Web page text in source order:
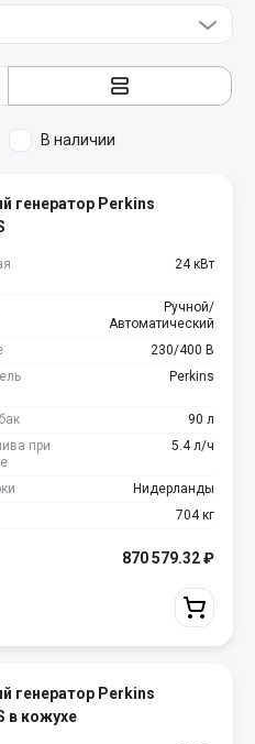
В наличии
генератор Perkins
24 кВт
Ручной/
Автоматический
230/400 В
Perkins
90 л
при
5.4 л/ч
Нидерланды
704 кг
870 579.32₽
генератор Perkins
в кожухе